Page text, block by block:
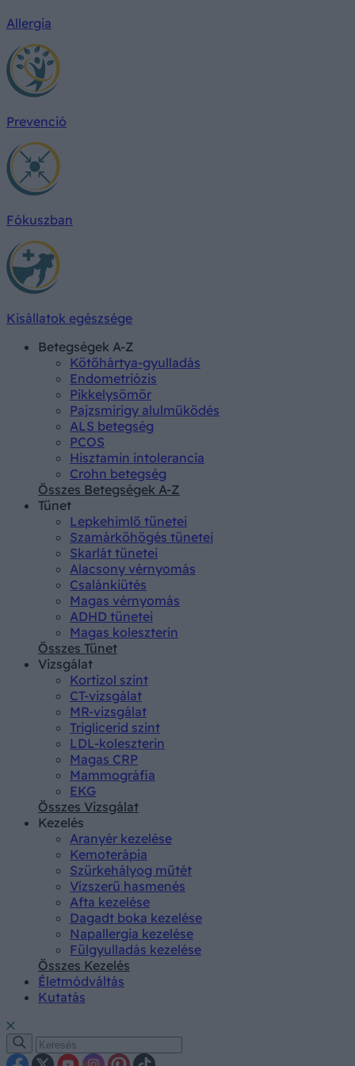
Allergia
Prevenció
Fókuszban
Kisállatok egészsége
Betegségek A-Z
Kötőhártya-gyulladás
Endometriózis
Pikkelysömör
Pajzsmirigy alulműködés
ALS betegség
PCOS
Hisztamin intolerancia
Crohn betegség
Összes Betegségek A-Z
Tünet
Lepkehimlő tünetei
Szamárköhögés tünetei
Skarlát tünetei
Alacsony vérnyomás
Csalánkiütés
Magas vérnyomás
ADHD tünetei
Magas koleszterin
Összes Tünet
Vizsgálat
Kortizol szint
CT-vizsgálat
MR-vizsgálat
Triglicerid szint
LDL-koleszterin
Magas CRP
Mammográfia
EKG
Összes Vizsgálat
Kezelés
Aranyér kezelése
Kemoterápia
Szürkehályog műtét
Vízszerű hasmenés
Afta kezelése
Dagadt boka kezelése
Napallergia kezelése
Fülgyulladás kezelése
Összes Kezelés
Életmódváltás
Kutatás